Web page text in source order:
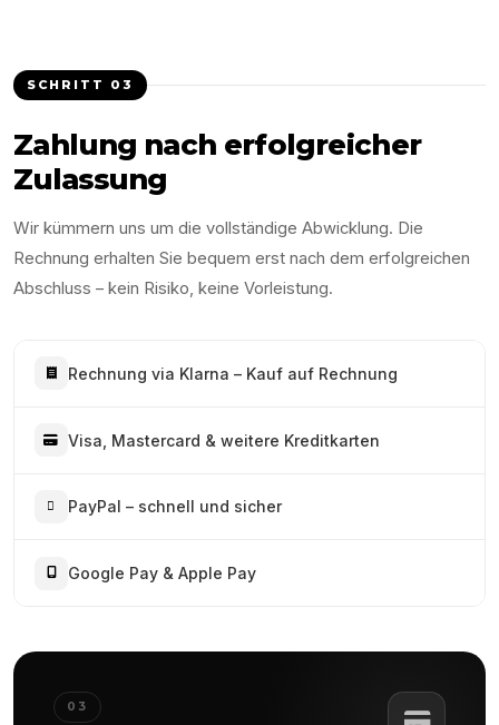
SCHRITT 03
Zahlung nach erfolgreicher
Zulassung
Wir kümmern uns um die vollständige Abwicklung. Die
Rechnung erhalten Sie bequem erst nach dem erfolgreichen
Abschluss – kein Risiko, keine Vorleistung.
Rechnung via Klarna – Kauf auf Rechnung
Visa, Mastercard & weitere Kreditkarten
PayPal – schnell und sicher
Google Pay & Apple Pay
03